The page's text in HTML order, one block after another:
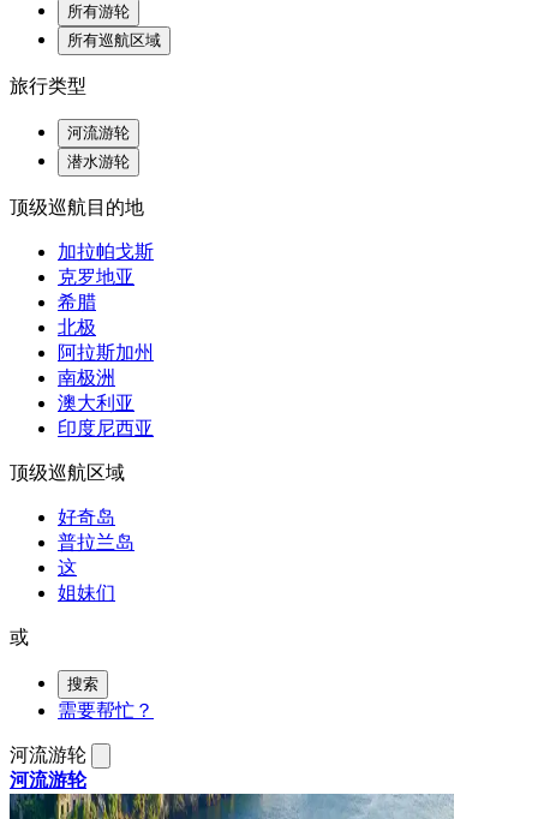
所有游轮
所有巡航区域
旅行类型
河流游轮
潜水游轮
顶级巡航目的地
加拉帕戈斯
克罗地亚
希腊
北极
阿拉斯加州
南极洲
澳大利亚
印度尼西亚
顶级巡航区域
好奇岛
普拉兰岛
这
姐妹们
或
搜索
需要帮忙？
河流游轮
河流游轮